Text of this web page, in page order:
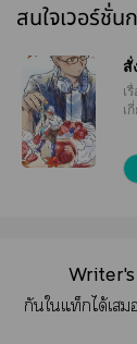
–
สนใจเวอร์ชั่น
สั่
เ
เ
​ได้​